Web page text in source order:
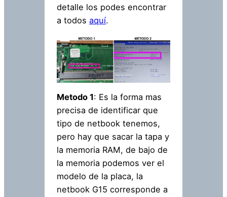
detalle los podes encontrar
a todos aquí.
Metodo 1: Es la forma mas
precisa de identificar que
tipo de netbook tenemos,
pero hay que sacar la tapa y
la memoria RAM, de bajo de
la memoria podemos ver el
modelo de la placa, la
netbook G15 corresponde a